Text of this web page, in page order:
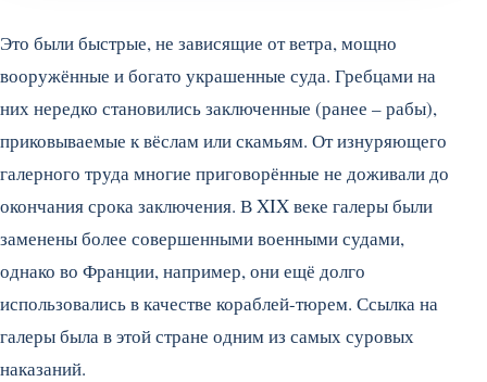
Это были быстрые, не зависящие от ветра, мощно
вооружённые и богато украшенные суда. Гребцами на
них нередко становились заключенные (ранее – рабы),
приковываемые к вёслам или скамьям. От изнуряющего
галерного труда многие приговорённые не доживали до
окончания срока заключения. В XIX веке галеры были
заменены более совершенными военными судами,
однако во Франции, например, они ещё долго
использовались в качестве кораблей-тюрем. Ссылка на
галеры была в этой стране одним из самых суровых
наказаний.